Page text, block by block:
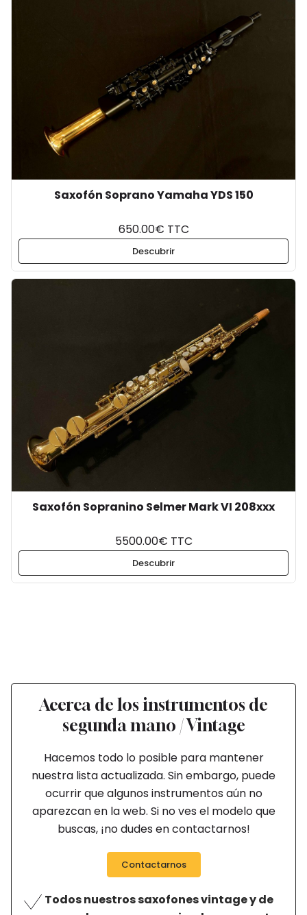
Saxofón Soprano Yamaha YDS 150
650.00€ TTC
Descubrir
Saxofón Sopranino Selmer Mark VI 208xxx
5500.00€ TTC
Descubrir
Acerca de los instrumentos de
segunda mano / Vintage
Hacemos todo lo posible para mantener
nuestra lista actualizada. Sin embargo, puede
ocurrir que algunos instrumentos aún no
aparezcan en la web. Si no ves el modelo que
buscas, ¡no dudes en contactarnos!
Contactarnos
Todos nuestros saxofones vintage y de